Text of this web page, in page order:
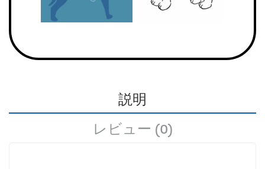
説明
レビュー (0)